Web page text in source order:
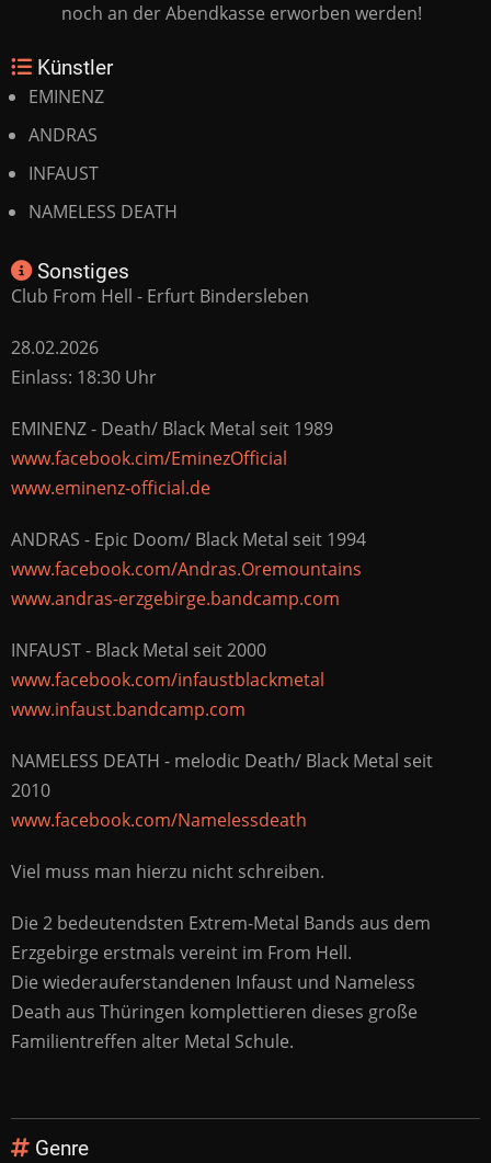
noch an der Abendkasse erworben werden!
Künstler
EMINENZ
ANDRAS
INFAUST
NAMELESS DEATH
Sonstiges
Club From Hell - Erfurt Bindersleben
28.02.2026
Einlass: 18:30 Uhr
EMINENZ - Death/ Black Metal seit 1989
www.facebook.cim/EminezOfficial
www.eminenz-official.de
ANDRAS - Epic Doom/ Black Metal seit 1994
www.facebook.com/Andras.Oremountains
www.andras-erzgebirge.bandcamp.com
INFAUST - Black Metal seit 2000
www.facebook.com/infaustblackmetal
www.infaust.bandcamp.com
NAMELESS DEATH - melodic Death/ Black Metal seit
2010
www.facebook.com/Namelessdeath
Viel muss man hierzu nicht schreiben.
Die 2 bedeutendsten Extrem-Metal Bands aus dem
Erzgebirge erstmals vereint im From Hell.
Die wiederauferstandenen Infaust und Nameless
Death aus Thüringen komplettieren dieses große
Familientreffen alter Metal Schule.
Genre